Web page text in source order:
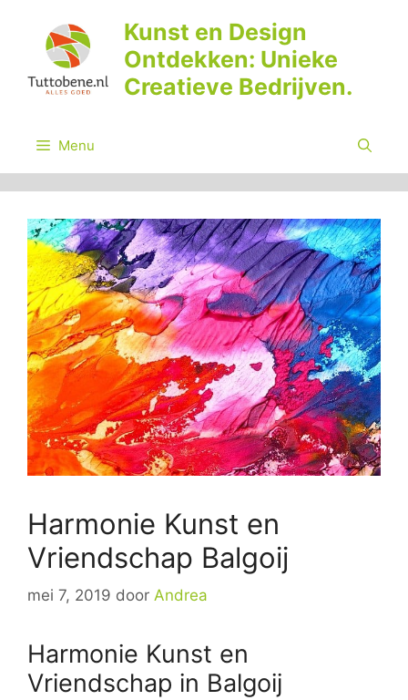
inhoud
Kunst en Design
Ontdekken: Unieke
Creatieve Bedrijven.
Menu
Harmonie Kunst en
Vriendschap Balgoij
mei 7, 2019 door Andrea
Harmonie Kunst en
Vriendschap in Balgoij